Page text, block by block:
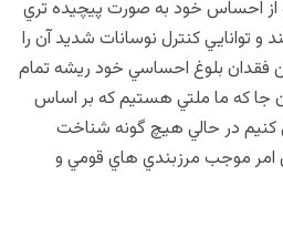
احساس خود به صورت پيچيده تري
توانايي کنترل نوسانات شديد آن را
فقدان بلوغ احساسي خود ريشه تمام
که ما ملتي هستيم که بر اساس
کنيم در حالي هيچ گونه شناخت
امر موجب مرزبندي هاي قومي و